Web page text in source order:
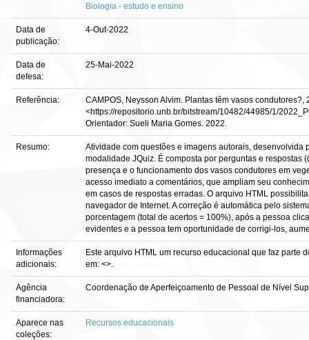
Biologia - estudo e ensino
Data de
publicação:
4-Out-2022
Data de
defesa:
25-Mai-2022
Referência:
CAMPOS, Neysson Alvim. Plantas têm vasos condutores?,
<https://repositorio.unb.br/bitstream/10482/44985/1/
Orientador: Sueli Maria Gomes. 2022.
Resumo:
Atividade com questões e imagens autorais, desenvolvida
modalidade JQuiz. É composta por perguntas e respostas
presença e o funcionamento dos vasos condutores em
acesso imediato a comentários, que ampliam seu
em casos de respostas erradas. O arquivo HTML
navegador de Internet. A correção é automática pelo
porcentagem (total de acertos = 100%), após a pessoa
evidentes e a pessoa tem oportunidade de corrigi-los,
Informações
adicionais:
Este arquivo HTML um recurso educacional que faz parte
em: <>.
Agência
financiadora:
Coordenação de Aperfeiçoamento de Pessoal de Nível
Aparece nas
coleções:
Recursos educacionais